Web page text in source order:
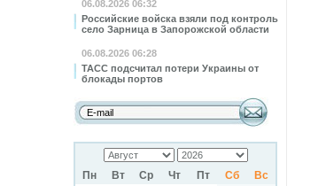
06.08.2026 06:32
Российские войска взяли под контроль
село Зарница в Запорожской области
06.08.2026 06:28
ТАСС подсчитал потери Украины от
блокады портов
Пн Вт Ср Чт Пт Сб Вс